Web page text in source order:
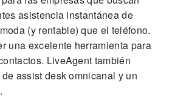
asistencia instantánea de
(y rentable) que el teléfono.
una excelente herramienta para
LiveAgent también
assist desk omnicanal y un